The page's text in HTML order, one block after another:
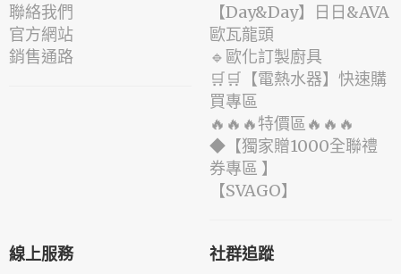
聯絡我們
官方網站
銷售通路
️【Day&Day】️日日&AVA
歐瓦龍頭
🔹歐化訂製廚具
🛒🛒【電熱水器】快速購
買專區
🔥🔥🔥特價區🔥🔥🔥
◆【獨家贈1000全聯禮
券專區 】
️【SVAGO】️
線上服務 社群追蹤